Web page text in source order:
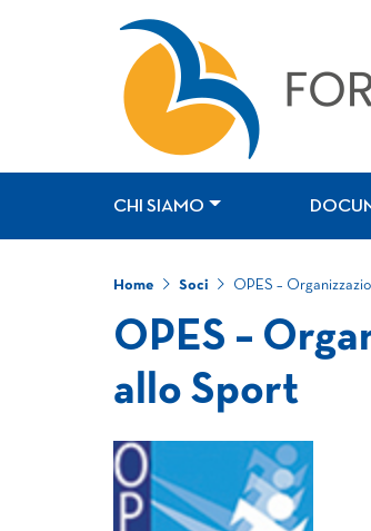
CHI SIAMO
Home Soci OPES –
OPES –
allo Sport